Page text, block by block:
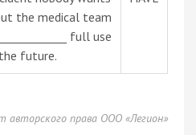
the medical team
full use
future.
авторского права ООО «Легион»